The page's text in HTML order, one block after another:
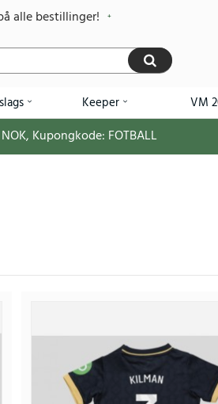
alle bestillinger!
Keeper VM
NOK, Kupongkode: FOTBALL
1.030.46NOK